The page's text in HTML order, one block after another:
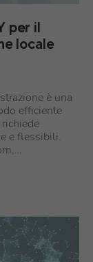
per il
locale
è una
efficiente
e flessibili.